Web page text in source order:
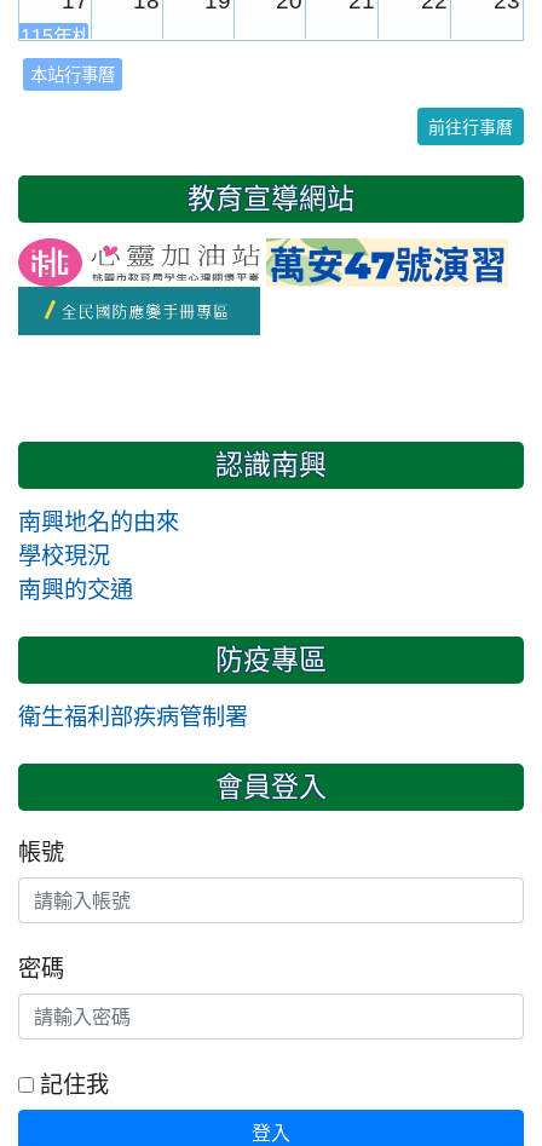
115年桃園市運動會
24
2 3
友善校園週
開學日
本站行事曆
前往行事曆
教育宣導網站
認識南興
南興地名的由來
學校現況
南興的交通
防疫專區
衛生福利部疾病管制署
會員登入
帳號
密碼
記住我
登入